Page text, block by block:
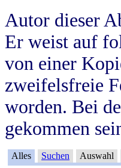
Autor dieser
Er weist auf
von einer
zweifelsfreie
worden. Bei
gekommen
Alles Suchen Auswahl